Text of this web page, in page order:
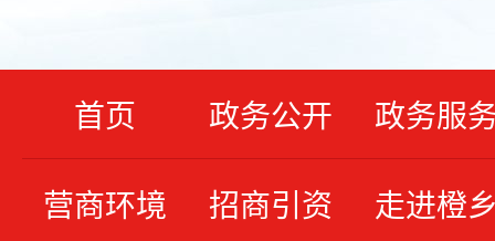
首页 政务公开 政务服
营商环境 招商引资 走进橙